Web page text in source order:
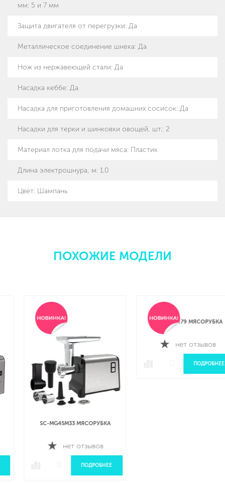
мм: 5 и 7 мм
Защита двигателя от перегрузки: Да
Металлическое соединение шнека: Да
Нож из нержавеющей стали: Да
Насадка кеббе: Да
Насадка для приготовления домашних сосисок: Да
Насадки для терки и шинковки овощей, шт.: 2
Материал лотка для подачи мяса: Пластик
Длина электрошнура, м: 1.0
Цвет: Шампань
ПОХОЖИЕ МОДЕЛИ
SC-MG45M33 МЯСОРУБКА
нет отзывов
ПОДРОБНЕЕ